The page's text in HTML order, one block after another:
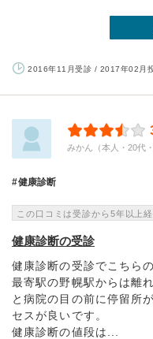
2016年11月受診 / 2017年02月
みかん（本人・20代
健康診断
この口コミは受診から5年以上
健康診断の受診
健康診断の受診でこちら
最寄駅の野幌駅からは離
と病院の目の前に停留所
セスが良いです。
健康診断の値段は...